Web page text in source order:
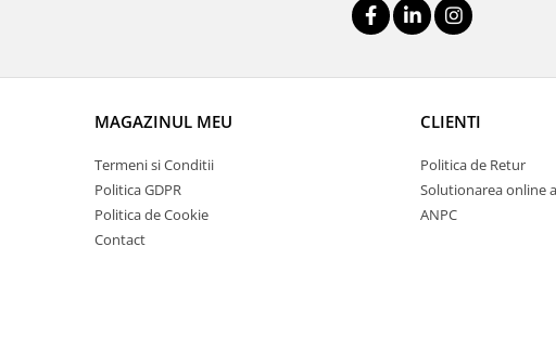
MAGAZINUL MEU
Termeni si Conditii
Politica GDPR
Politica de Cookie
Contact
CLIENTI
Politica de Retur
Solutionarea online
ANPC